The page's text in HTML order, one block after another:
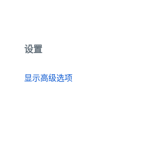
设置
显示高级选项